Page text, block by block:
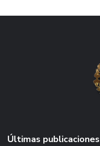
Últimas publicaciones